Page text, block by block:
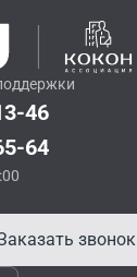
46
64
звонок